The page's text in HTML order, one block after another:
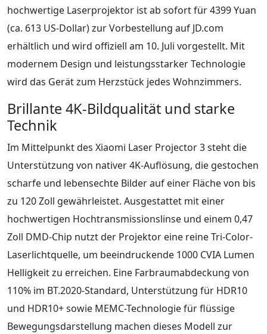
hochwertige Laserprojektor ist ab sofort für 4399 Yuan
(ca. 613 US-Dollar) zur Vorbestellung auf JD.com
erhältlich und wird offiziell am 10. Juli vorgestellt. Mit
modernem Design und leistungsstarker Technologie
wird das Gerät zum Herzstück jedes Wohnzimmers.
Brillante 4K-Bildqualität und starke
Technik
Im Mittelpunkt des Xiaomi Laser Projector 3 steht die
Unterstützung von nativer 4K-Auflösung, die gestochen
scharfe und lebensechte Bilder auf einer Fläche von bis
zu 120 Zoll gewährleistet. Ausgestattet mit einer
hochwertigen Hochtransmissionslinse und einem 0,47
Zoll DMD-Chip nutzt der Projektor eine reine Tri-Color-
Laserlichtquelle, um beeindruckende 1000 CVIA Lumen
Helligkeit zu erreichen. Eine Farbraumabdeckung von
110% im BT.2020-Standard, Unterstützung für HDR10
und HDR10+ sowie MEMC-Technologie für flüssige
Bewegungsdarstellung machen dieses Modell zur